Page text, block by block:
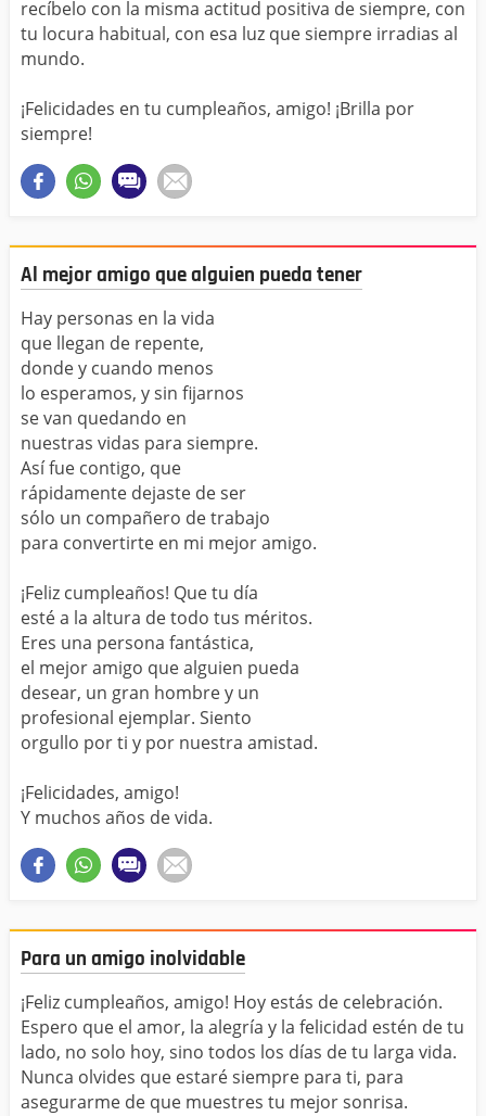
recíbelo con la misma actitud positiva de siempre, con
tu locura habitual, con esa luz que siempre irradias al
mundo.
¡Felicidades en tu cumpleaños, amigo! ¡Brilla por
siempre!
Al mejor amigo que alguien pueda tener
Hay personas en la vida
que llegan de repente,
donde y cuando menos
lo esperamos, y sin fijarnos
se van quedando en
nuestras vidas para siempre.
Así fue contigo, que
rápidamente dejaste de ser
sólo un compañero de trabajo
para convertirte en mi mejor amigo.
¡Feliz cumpleaños! Que tu día
esté a la altura de todo tus méritos.
Eres una persona fantástica,
el mejor amigo que alguien pueda
desear, un gran hombre y un
profesional ejemplar. Siento
orgullo por ti y por nuestra amistad.
¡Felicidades, amigo!
Y muchos años de vida.
Para un amigo inolvidable
¡Feliz cumpleaños, amigo! Hoy estás de celebración.
Espero que el amor, la alegría y la felicidad estén de tu
lado, no solo hoy, sino todos los días de tu larga vida.
Nunca olvides que estaré siempre para ti, para
asegurarme de que muestres tu mejor sonrisa.